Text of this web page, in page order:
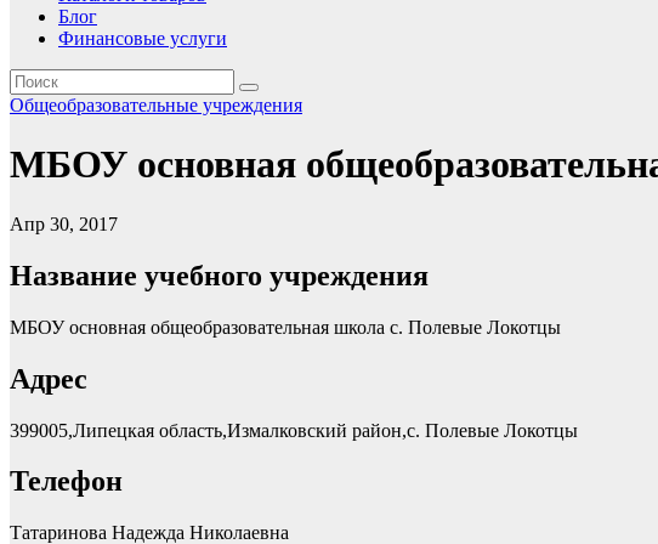
Блог
Финансовые услуги
Общеобразовательные учреждения
МБОУ основная
Апр 30, 2017
Название учебного учреждения
МБОУ основная общеобразовательная школа с. Полевые Локотцы
Адрес
399005,Липецкая область,Измалковский район,с. Полевые Локотцы
Телефон
Татаринова Надежда Николаевна